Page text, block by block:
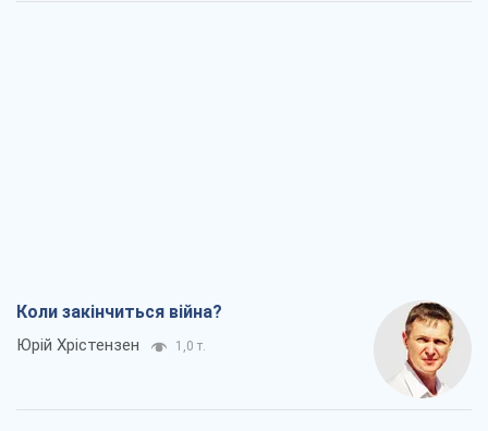
Коли закінчиться війна?
Юрій Хрістензен 1,0 т.